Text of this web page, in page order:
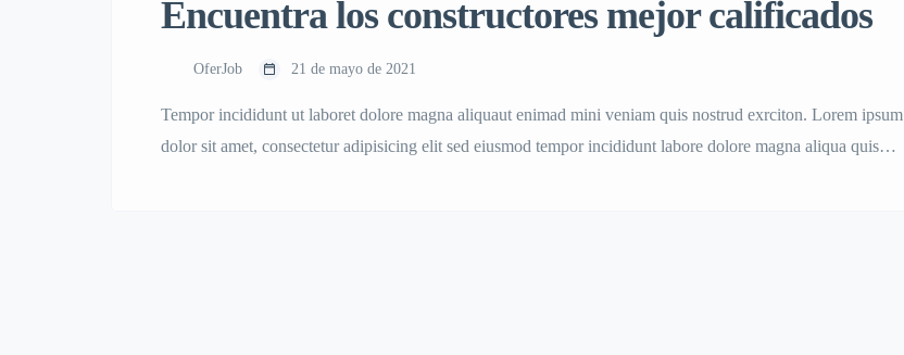
Encuentra los constructores mejor calificados
OferJob 21 de mayo de 2021
Tempor incididunt ut laboret dolore magna aliquaut enimad mini veniam quis nostrud exrciton. Lorem ipsum
dolor sit amet, consectetur adipisicing elit sed eiusmod tempor incididunt labore dolore magna aliqua quis